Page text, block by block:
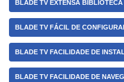
BLADE TV EXTENSA BIBLIOTECA
BLADE TV FÁCIL DE
BLADE TV FACILIDADE DE
BLADE TV FACILIDADE DE